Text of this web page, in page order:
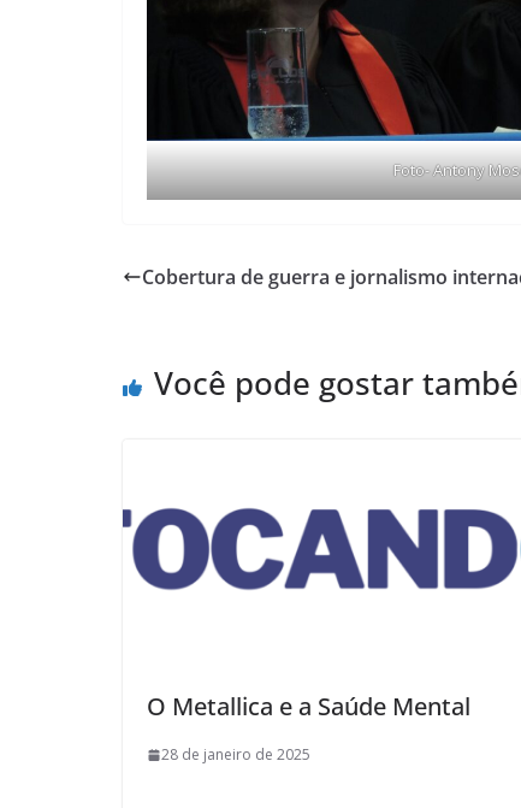
Foto- Antony
Cobertura de guerra e jornalismo
Você pode gostar
O Metallica e a Saúde Mental
28 de janeiro de 2025